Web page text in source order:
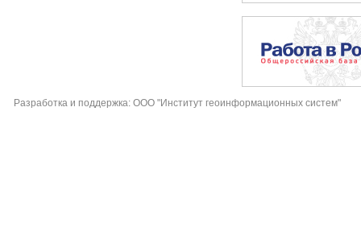
Разработка и поддержка: ООО "Институт геоинформационных систем"